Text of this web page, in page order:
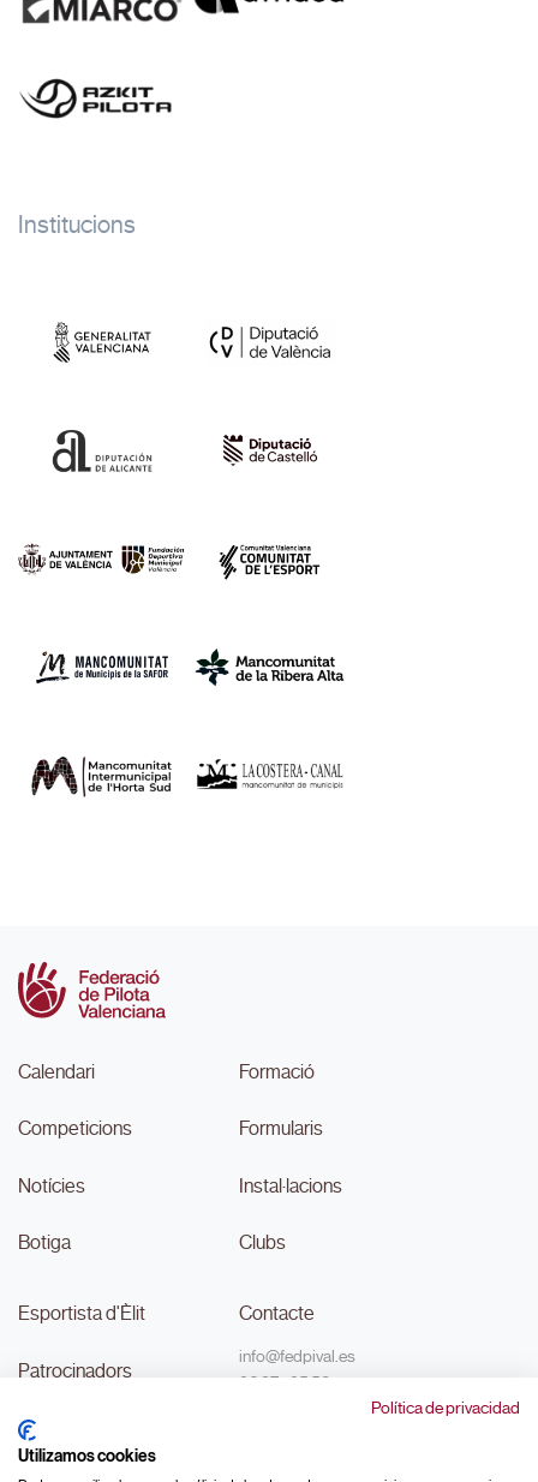
Política de privacidad
Utilizamos cookies
Institucions
Calendari
Competicions
Notícies
Botiga
Formació
Formularis
Instal·lacions
Clubs
Esportista d'Èlit
Patrocinadors
Transparència
Contacte
info@fedpival.es
96 374 95 58
C/Marqués de Sant Joan nº 32,